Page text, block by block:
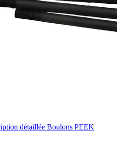
détaillée Boulons PEEK